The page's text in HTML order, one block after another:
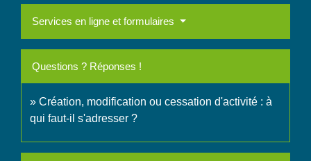
Services en ligne et formulaires
Questions ? Réponses !
Création, modification ou cessation d'activité : à
qui faut-il s'adresser ?